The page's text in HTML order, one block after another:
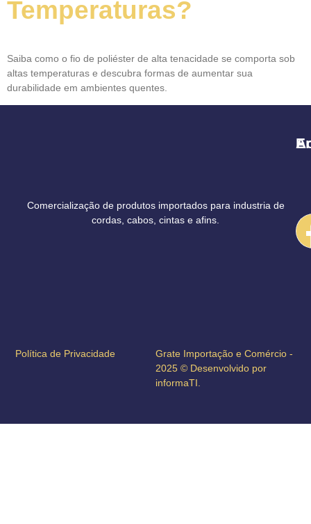
Temperaturas?
Saiba como o fio de poliéster de alta tenacidade se comporta sob
altas temperaturas e descubra formas de aumentar sua
durabilidade em ambientes quentes.
Comercialização de produtos importados para industria de
cordas, cabos, cintas e afins.
Política de Privacidade
Grate Importação e Comércio -
2025 © Desenvolvido por
informaTI.